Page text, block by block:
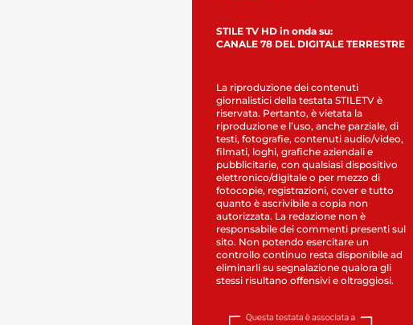
STILE TV HD in onda su:
CANALE 78 DEL DIGITALE TERRESTRE
La riproduzione dei contenuti
giornalistici della testata STILETV è
riservata. Pertanto, è vietata la
riproduzione e l’uso, anche parziale, di
testi, fotografie, contenuti audio/video,
filmati, loghi, grafiche aziendali e
pubblicitarie, con qualsiasi dispositivo
elettronico/digitale o per mezzo di
fotocopie, registrazioni, cover e tutto
quanto è ascrivibile a copia non
autorizzata. La redazione non è
responsabile dei commenti presenti sul
sito. Non potendo esercitare un
controllo continuo resta disponibile ad
eliminarli su segnalazione qualora gli
stessi risultano offensivi e oltraggiosi.